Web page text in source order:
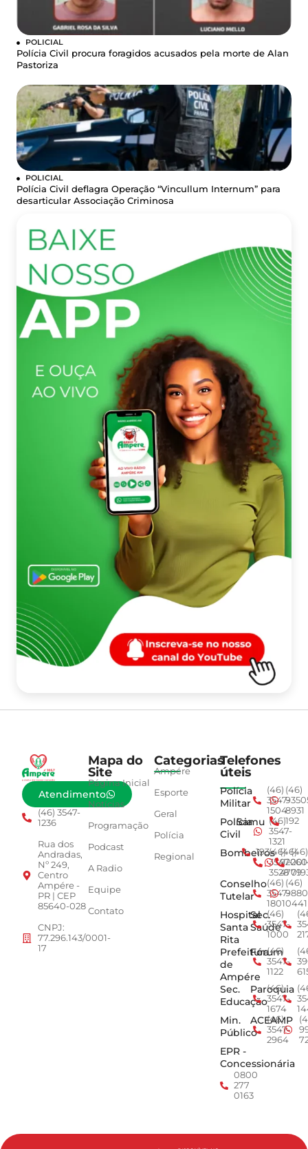
POLICIAL
Polícia Civil procura foragidos acusados pela morte de Alan
Pastoriza
POLICIAL
Polícia Civil deflagra Operação “Vincullum Internum” para
desarticular Associação Criminosa
Atendimento
(46) 3547-
1236
Rua dos
Andradas,
Nº 249,
Centro
Ampére -
PR | CEP
85640-028
CNPJ:
77.296.143/0001-
17
Mapa do
Site
Página Inicial
Notícias
Programação
Podcast
A Radio
Equipe
Contato
Categorias
Ampére
Esporte
Geral
Polícia
Regional
Telefones
úteis
Polícia
Militar
(46)
3547-
1504
(46)
8931
Polícia
Civil
Samu (46)
3547-
1321
192
Bombeiros
193(46)
3547-
3528
(46)
4779
(46)
Conselho
Tutelar
(46)
3547-
1801
(46)
0441
Hospital
Santa
Rita
Sec.
Saúde
(46)
3547-
1000
Prefeitura
de
Ampére
Fórum
(46)
3547-
1122
Sec.
Educação
Paroquia
(46)
3547-
1674
Min.
Público
ACEAMP
(46)
3547-
2964
EPR -
Concessionária
0800
277
0163